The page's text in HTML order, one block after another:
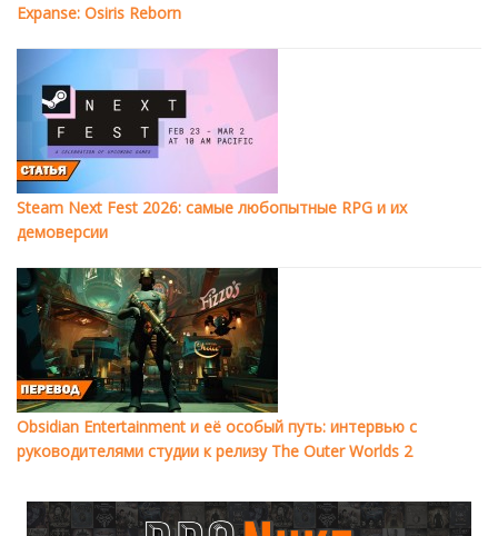
Expanse: Osiris Reborn
Steam Next Fest 2026: самые любопытные RPG и их
демоверсии
Obsidian Entertainment и её особый путь: интервью с
руководителями студии к релизу The Outer Worlds 2